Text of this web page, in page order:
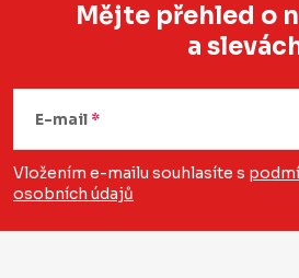
á
a
Mějte přehled o
a
E-mail
Vložením e-mailu souhlasíte s
osobních údajů